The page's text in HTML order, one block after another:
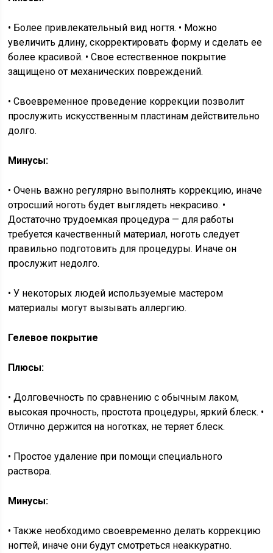
• Более привлекательный вид ногтя. • Можно
увеличить длину, скорректировать форму и сделать ее
более красивой. • Свое естественное покрытие
защищено от механических повреждений.
• Своевременное проведение коррекции позволит
прослужить искусственным пластинам действительно
долго.
Минусы:
• Очень важно регулярно выполнять коррекцию, иначе
отросший ноготь будет выглядеть некрасиво. •
Достаточно трудоемкая процедура — для работы
требуется качественный материал, ноготь следует
правильно подготовить для процедуры. Иначе он
прослужит недолго.
• У некоторых людей используемые мастером
материалы могут вызывать аллергию.
Гелевое покрытие
Плюсы:
• Долговечность по сравнению с обычным лаком,
высокая прочность, простота процедуры, яркий блеск. •
Отлично держится на ноготках, не теряет блеск.
• Простое удаление при помощи специального
раствора.
Минусы:
• Также необходимо своевременно делать коррекцию
ногтей, иначе они будут смотреться неаккуратно.